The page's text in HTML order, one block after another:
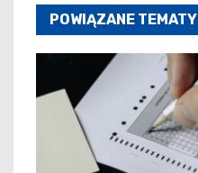
POWIĄZANE TEMATY